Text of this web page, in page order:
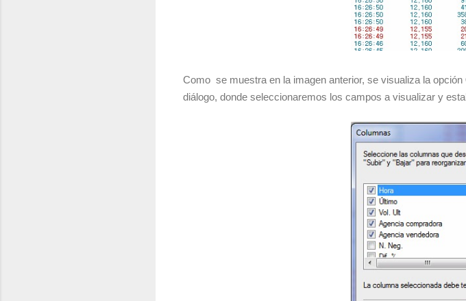
Como se muestra en la imagen anterior, se visualiza la opción
diálogo, donde seleccionaremos los campos a visualizar y